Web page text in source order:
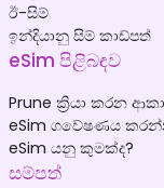
ඊ-සිම්
ඉන්දියානු සිම් කාඩ්පත්
eSim පිළිබඳව
Prune ක්‍රියා කරන
eSim ගවේෂණය
eSim යනු කුමක්ද?
සම්පත්